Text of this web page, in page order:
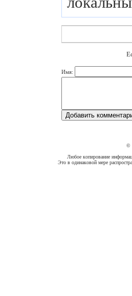
Имя:
©
Любое копирование
Это в одинаковой мере